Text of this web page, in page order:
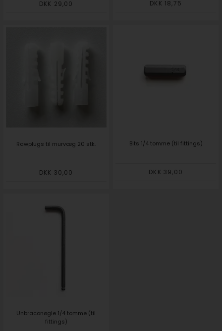
DKK 29,00 DKK 18,75
Rawplugs til murvæg 20 stk.
DKK 30,00
Bits 1/4 tomme (til fittings)
DKK 39,00
Unbraconøgle 1/4 tomme (til
fittings)